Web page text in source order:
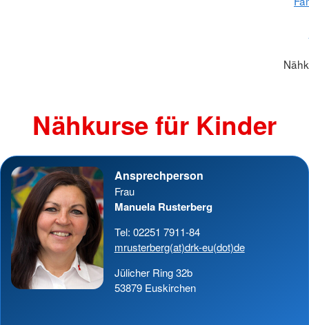
Nähkurse für Kinder
Ansprechperson
Frau
Manuela Rusterberg
Tel: 02251 7911-84
mrusterberg(at)drk-eu(dot)de
Jülicher Ring 32b
53879 Euskirchen